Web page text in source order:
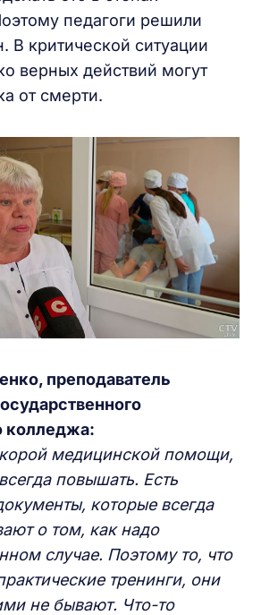
педагоги решили
В критической ситуации
верных действий могут
от смерти.
преподаватель
колледжа:
медицинской помощи,
повышать. Есть
которые всегда
о том, как надо
случае. Поэтому то, что
тренинги, они
не бывают. Что-то